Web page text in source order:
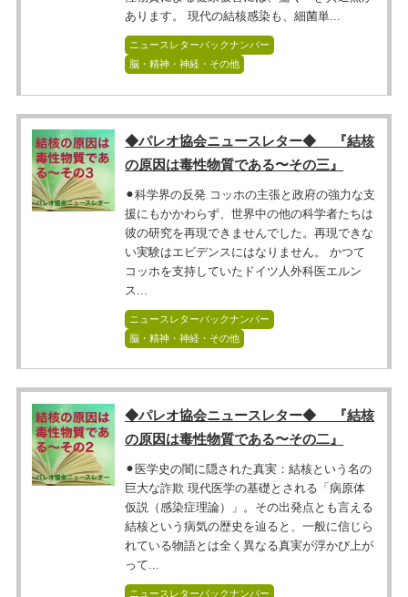
あります。 現代の結核感染も、細菌単...
ニュースレターバックナンバー
脳・精神・神経・その他
◆パレオ協会ニュースレター◆ 『結核
の原因は毒性物質である〜その三』
⚫︎科学界の反発 コッホの主張と政府の強力な支
援にもかかわらず、世界中の他の科学者たちは
彼の研究を再現できませんでした。再現できな
い実験はエビデンスにはなりません。 かつて
コッホを支持していたドイツ人外科医エルン
ス...
ニュースレターバックナンバー
脳・精神・神経・その他
◆パレオ協会ニュースレター◆ 『結核
の原因は毒性物質である〜その二』
⚫︎医学史の闇に隠された真実：結核という名の
巨大な詐欺 現代医学の基礎とされる「病原体
仮説（感染症理論）」。その出発点とも言える
結核という病気の歴史を辿ると、一般に信じら
れている物語とは全く異なる真実が浮かび上が
って...
ニュースレターバックナンバー